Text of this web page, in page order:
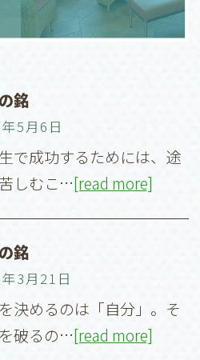
銘
5月6日
で成功するためには、途
しむこ…[read more]
銘
3月21日
決めるのは「自分」。そ
破るの…[read more]